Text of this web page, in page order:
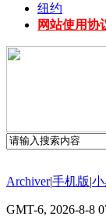
纽约
网站使用协
Archiver|手机版|
GMT-6, 2026-8-8